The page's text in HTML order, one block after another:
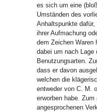
es sich um eine
Umständen des
Anhaltspunkte
ihrer Aufmachung
dem Zeichen Waren
dabei um nach Lage
Benutzungsarten.
dass er davon
welchen die
entweder von C. M.
erworben habe.
angesprochenen